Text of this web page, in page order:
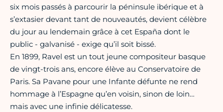
six mois passés à parcourir la péninsule ibérique et à
s’extasier devant tant de nouveautés, devient célèbre
du jour au lendemain grâce à cet España dont le
public - galvanisé - exige qu’il soit bissé.
En 1899, Ravel est un tout jeune compositeur basque
de vingt-trois ans, encore élève au Conservatoire de
Paris. Sa Pavane pour une Infante défunte ne rend
hommage à l’Espagne qu’en voisin, sinon de loin…
mais avec une infinie délicatesse.